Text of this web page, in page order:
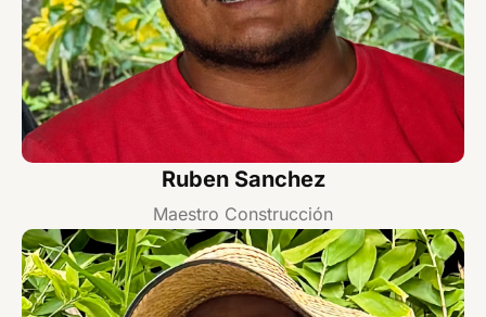
Ruben Sanchez
Maestro Construcción